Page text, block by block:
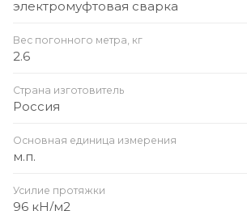
электромуфтовая сварка
Вес погонного метра, кг
2.6
Страна изготовитель
Россия
Основная единица измерения
м.п.
Усилие протяжки
96 кН/м2